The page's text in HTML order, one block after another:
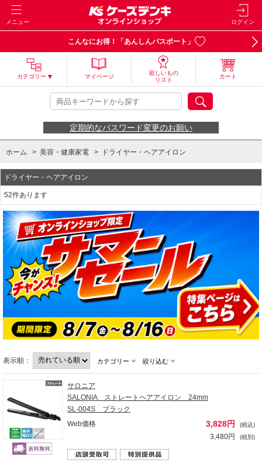
メニュー ログイン
こんなにお得！「あんしんパスポート」
カテゴリー マイページ
欲しいもの
リスト
カート
定期的なパスワード変更のお願い
ホーム > 美容・健康家電 > ドライヤー・ヘアアイロン
ドライヤー・ヘアアイロン
52件あります
表示順： カテゴリー 絞り込む
サロニア
SALONIA ストレートヘアアイロン 24mm
SL-004S ブラック
Web価格
3,828円 (税込)
3,480円 (税別)